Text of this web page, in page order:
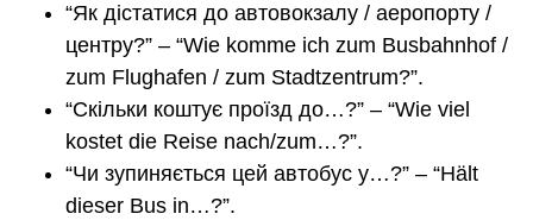
“Як дістатися до автовокзалу / аеропорту /
центру?” – “Wie komme ich zum Busbahnhof /
zum Flughafen / zum Stadtzentrum?”.
“Скільки коштує проїзд до…?” – “Wie viel
kostet die Reise nach/zum…?”.
“Чи зупиняється цей автобус у…?” – “Hält
dieser Bus in…?”.